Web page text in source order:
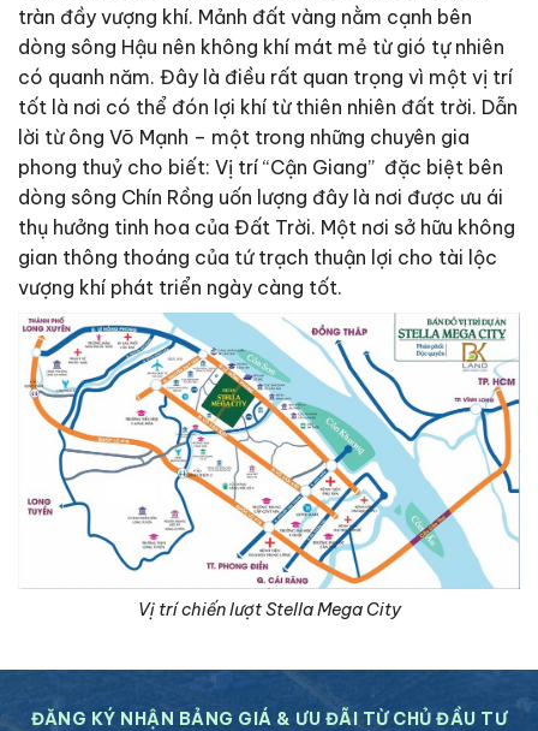
tràn đầy vượng khí. Mảnh đất vàng nằm cạnh bên
dòng sông Hậu nên không khí mát mẻ từ gió tự nhiên
có quanh năm. Đây là điều rất quan trọng vì một vị trí
tốt là nơi có thể đón lợi khí từ thiên nhiên đất trời. Dẫn
lời từ ông Võ Mạnh – một trong những chuyên gia
phong thuỷ cho biết: Vị trí “Cận Giang” đặc biệt bên
dòng sông Chín Rồng uốn lượng đây là nơi được ưu ái
thụ hưởng tinh hoa của Đất Trời. Một nơi sở hữu không
gian thông thoáng của tứ trạch thuận lợi cho tài lộc
vượng khí phát triển ngày càng tốt.
Vị trí chiến lượt Stella Mega City
ĐĂNG KÝ NHẬN BẢNG GIÁ & ƯU ĐÃI TỪ CHỦ ĐẦU TƯ